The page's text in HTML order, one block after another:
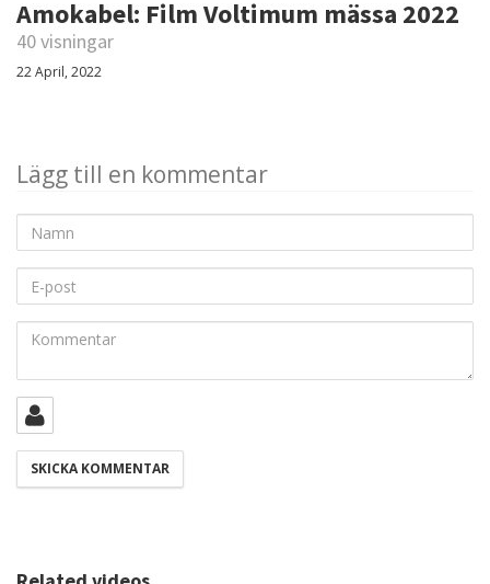
Amokabel: Film Voltimum mässa 2022
40 visningar
22 April, 2022
Lägg till en kommentar
Namn
post
Kommentar